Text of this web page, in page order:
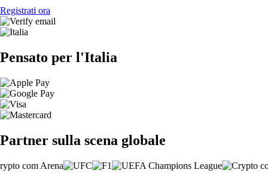
Registrati ora
Pensato per l'Italia
Partner sulla scena globale